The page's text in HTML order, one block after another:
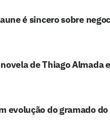
é sincero sobre
de Thiago Almada
evolução do gramado